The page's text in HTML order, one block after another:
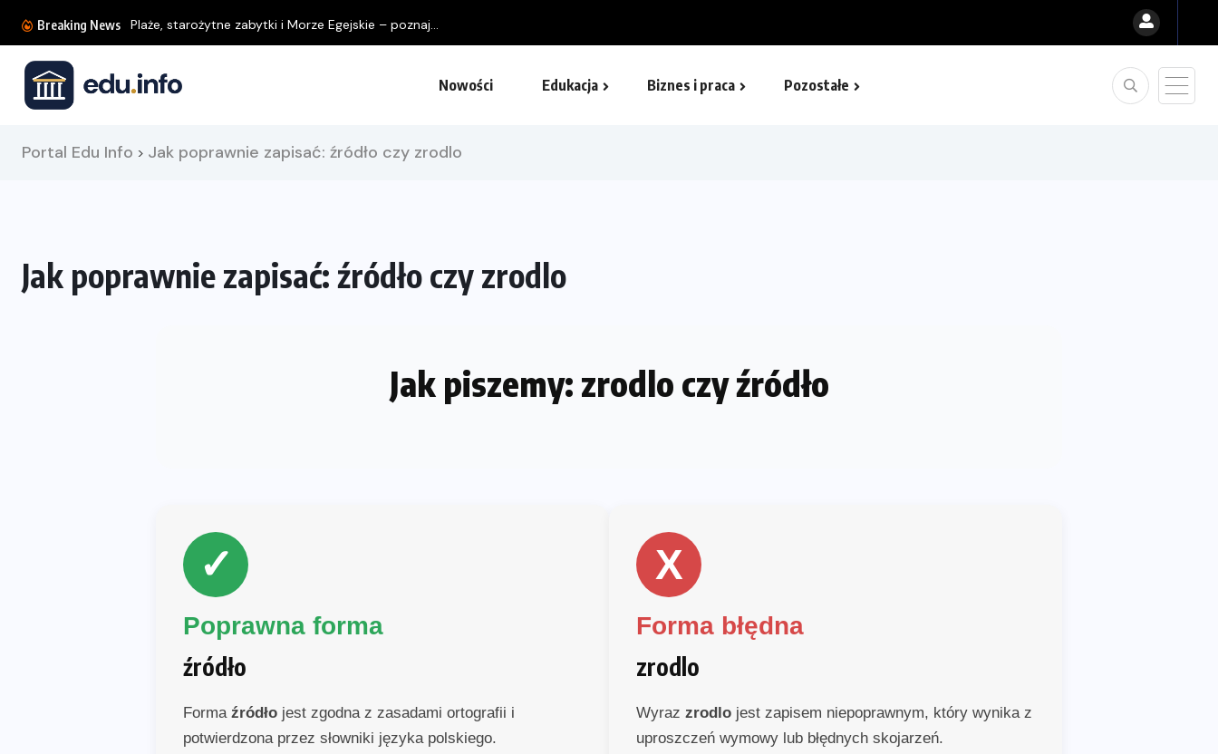
Breaking News Plaże, starożytne zabytki i Morze Egejskie – poznaj...
Nowości Edukacja Biznes i praca Pozostałe
Portal Edu Info > Jak poprawnie zapisać: źródło czy zrodlo
Jak poprawnie zapisać: źródło czy zrodlo
Jak piszemy: zrodlo czy źródło
✓
Poprawna forma
źródło
Forma źródło jest zgodna z zasadami ortografii i
potwierdzona przez słowniki języka polskiego.
X
Forma błędna
zrodlo
Wyraz zrodlo jest zapisem niepoprawnym, który wynika z
uproszczeń wymowy lub błędnych skojarzeń.